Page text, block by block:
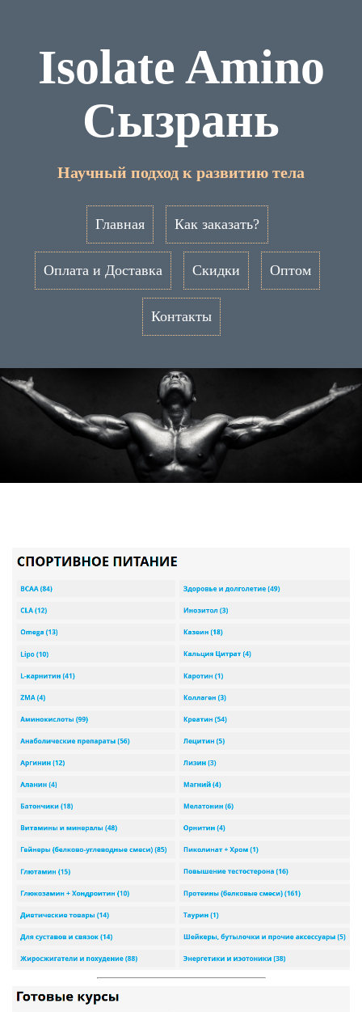
Isolate Amino
Сызрань
Научный подход к развитию тела
Главная Как заказать?
Оплата и Доставка Скидки Оптом
Контакты